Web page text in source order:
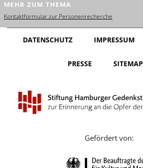
Español
Italiano
Português
Yкраїнський
Русский
MEHR ZUM THEMA
Kontaktformular zur Personenrecherche
DATENSCHUTZ IMPRESSUM
PRESSE SITEMAP
Gefördert von: